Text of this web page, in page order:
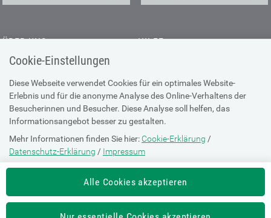
Cookie-Einstellungen
Diese Webseite verwendet Cookies für ein optimales Website-
Erlebnis und für die anonyme Analyse des Online-Verhaltens der
Besucherinnen und Besucher. Diese Analyse soll helfen, das
Informationsangebot besser zu gestalten.
Mehr Informationen finden Sie hier: Cookie-Erklärung /
Datenschutz-Erklärung / Impressum
Die Einstellung können Sie jederzeit auf der Seite "Cookie-Erklärung"
Alle Cookies akzeptieren
ÜBER UNS
Kontakt
Offene Stellen
Presse
HILFE
Browser-Info & Sicherheit
Hilfe zur Suche
Technische Unterstützung
DATENSCHUTZ
Cookie-Erklärung
Datenschutz-Erklärung
Impressum